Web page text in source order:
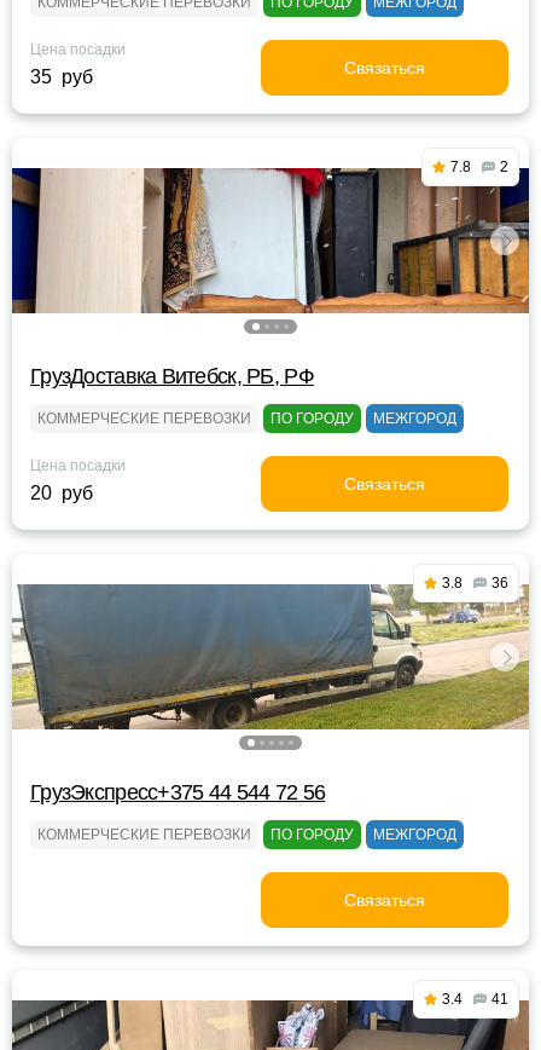
Цена посадки
35 руб Связаться
7.8 2
ГрузДоставка Витебск, РБ, РФ
КОММЕРЧЕСКИЕ ПЕРЕВОЗКИ ПО ГОРОДУ МЕЖГОРОД
Цена посадки
20 руб Связаться
3.8 36
ГрузЭкспресс+375 44 544 72 56
КОММЕРЧЕСКИЕ ПЕРЕВОЗКИ ПО ГОРОДУ МЕЖГОРОД
Связаться
3.4 41